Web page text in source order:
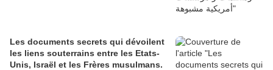
Les documents secrets qui dévoilent
les liens souterrains entre les Etats-
Unis, Israël et les Frères musulmans.